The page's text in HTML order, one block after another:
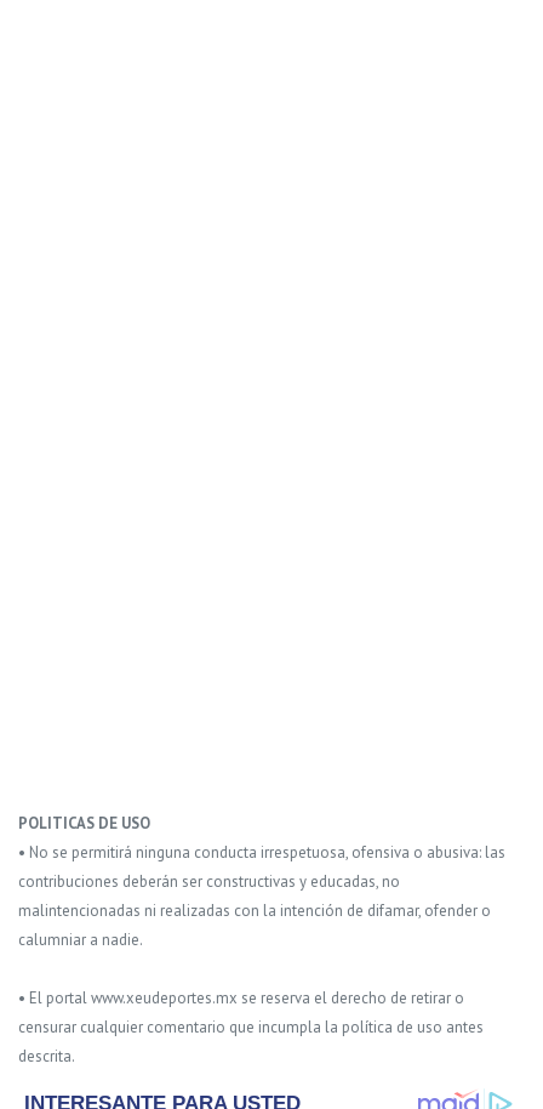
POLITICAS DE USO
• No se permitirá ninguna conducta irrespetuosa, ofensiva o abusiva: las
contribuciones deberán ser constructivas y educadas, no
malintencionadas ni realizadas con la intención de difamar, ofender o
calumniar a nadie.
• El portal www.xeudeportes.mx se reserva el derecho de retirar o
censurar cualquier comentario que incumpla la política de uso antes
descrita.